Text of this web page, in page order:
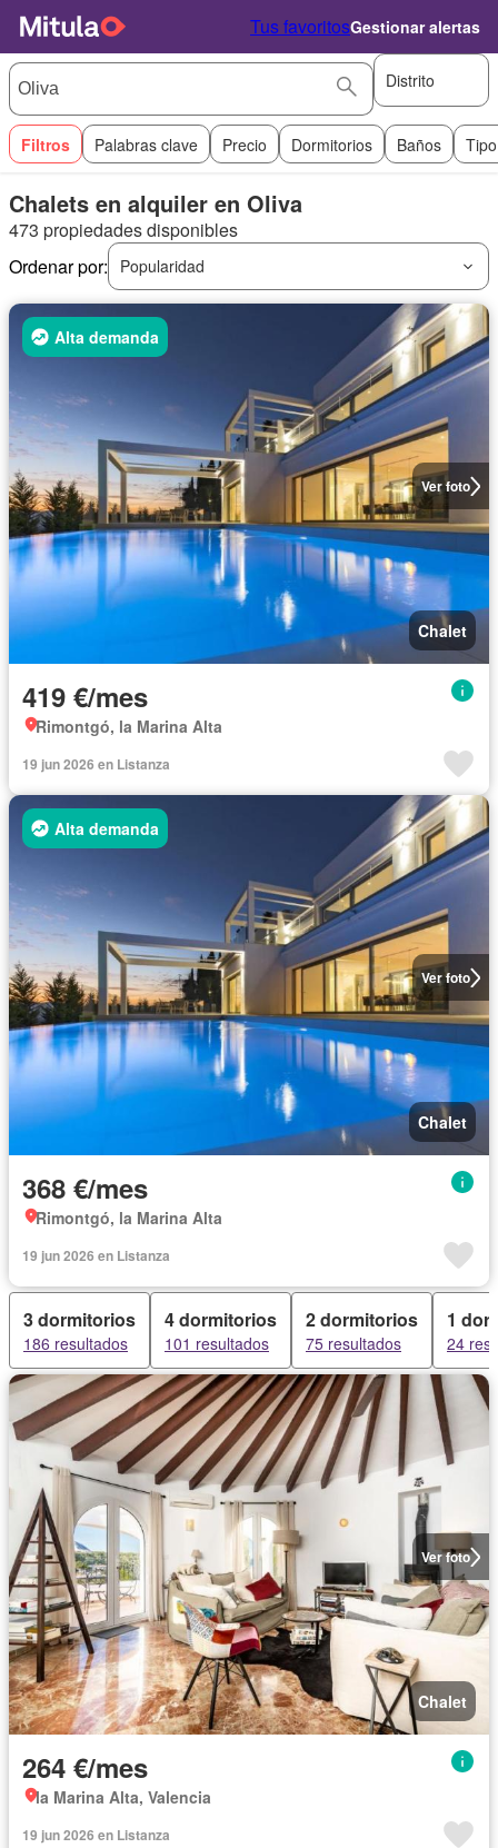
Tus favoritosGestionar alertas
Distrito
Filtros Palabras clave Precio Dormitorios Baños
Chalets en alquiler en Oliva
473 propiedades disponibles
Ordenar por:
Popularidad
Ver foto
Alta demanda
Chalet
419 €/mes
Rimontgó, la Marina Alta
19 jun 2026 en Listanza
Ver foto
Alta demanda
Chalet
368 €/mes
Rimontgó, la Marina Alta
19 jun 2026 en Listanza
3 dormitorios
186 resultados
4 dormitorios
101 resultados
2 dormitorios
75 resultados
1
24
Ver foto
Chalet
264 €/mes
la Marina Alta, Valencia
19 jun 2026 en Listanza